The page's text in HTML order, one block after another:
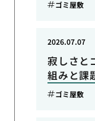
ゴミ屋敷
寂しさと
組みと課
2026.07.07
ゴミ屋敷